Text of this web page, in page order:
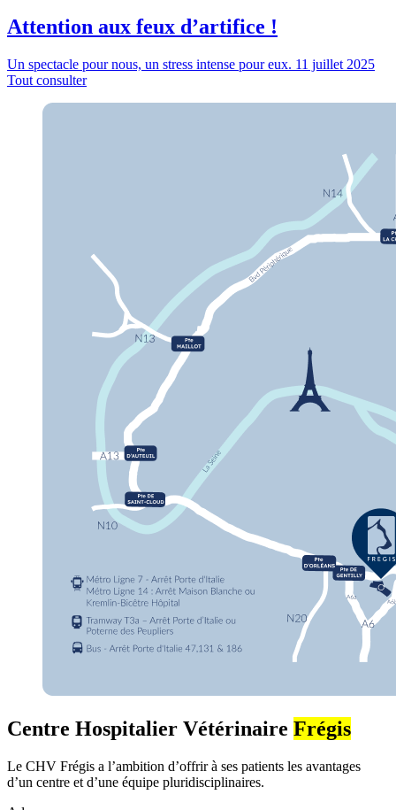
Attention aux feux d’artifice !
Un spectacle pour nous, un stress intense pour eux. 11 juillet 2025
Tout consulter
Centre Hospitalier Vétérinaire Frégis
Le CHV Frégis a l’ambition d’offrir à ses patients les avantages
d’un centre et d’une équipe pluridisciplinaires.